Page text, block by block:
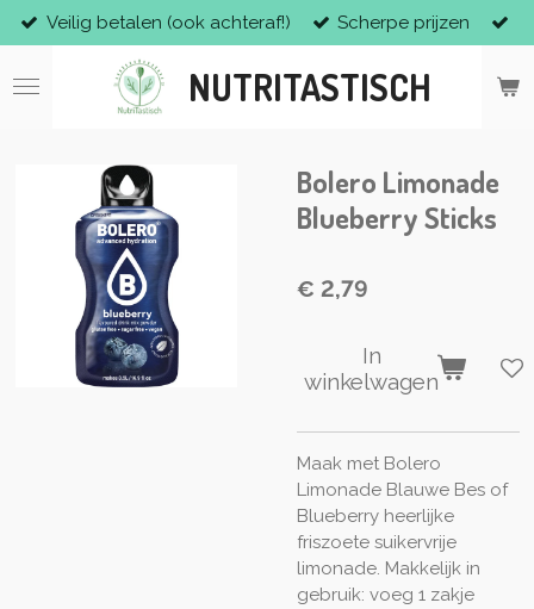
Ga
direct
naar
NUTRITASTISCH
Veilig betalen (ook achteraf!) Scherpe prijzen
Bolero Limonade
Blueberry Sticks
€ 2,79
In
winkelwagen
Maak met Bolero
Limonade Blauwe Bes of
Blueberry heerlijke
friszoete suikervrije
limonade. Makkelijk in
gebruik: voeg 1 zakje